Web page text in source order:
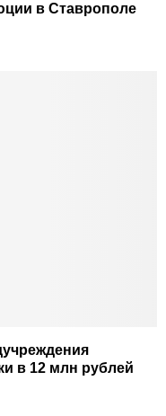
в Ставрополе
в 12 млн рублей